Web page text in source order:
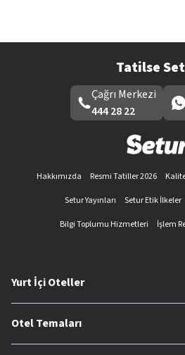
Tatilse
Çağrı Merkezi
444 28 22
Hakkımızda Resmi Tatiller 2026
Setur Yayınları
Setur Etik İlkeler
Bilgi Toplumu Hizmetleri
İşlem
Yurt İçi Oteller
Otel Temaları